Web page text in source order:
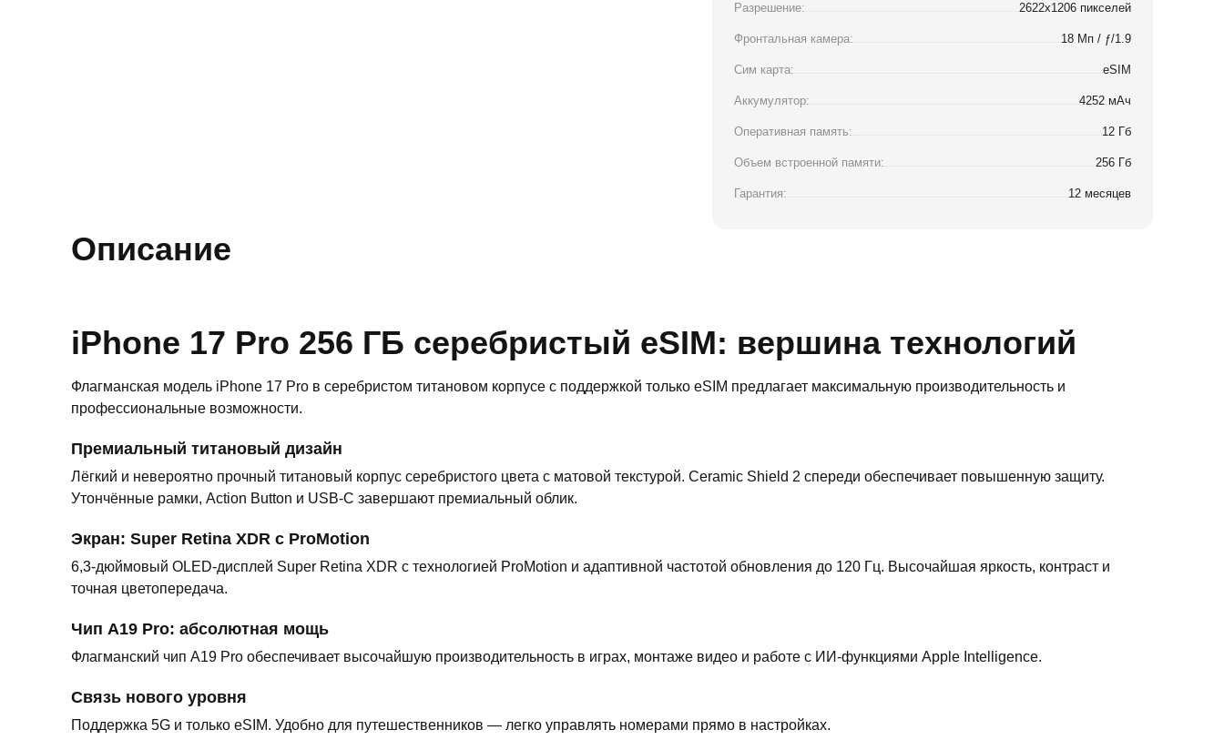
Разрешение: 2622x1206 пикселей
Фронтальная камера: 18 Мп / ƒ/1.9
Сим карта: eSIM
Аккумулятор: 4252 мАч
Оперативная память: 12 Гб
Объем встроенной памяти: 256 Гб
Гарантия: 12 месяцев
Описание
iPhone 17 Pro 256 ГБ серебристый eSIM: вершина технологий
Флагманская модель iPhone 17 Pro в серебристом титановом корпусе с поддержкой только eSIM предлагает максимальную производительность и
профессиональные возможности.
Премиальный титановый дизайн
Лёгкий и невероятно прочный титановый корпус серебристого цвета с матовой текстурой. Ceramic Shield 2 спереди обеспечивает повышенную защиту.
Утончённые рамки, Action Button и USB-C завершают премиальный облик.
Экран: Super Retina XDR с ProMotion
6,3-дюймовый OLED-дисплей Super Retina XDR с технологией ProMotion и адаптивной частотой обновления до 120 Гц. Высочайшая яркость, контраст и
точная цветопередача.
Чип A19 Pro: абсолютная мощь
Флагманский чип A19 Pro обеспечивает высочайшую производительность в играх, монтаже видео и работе с ИИ-функциями Apple Intelligence.
Связь нового уровня
Поддержка 5G и только eSIM. Удобно для путешественников — легко управлять номерами прямо в настройках.